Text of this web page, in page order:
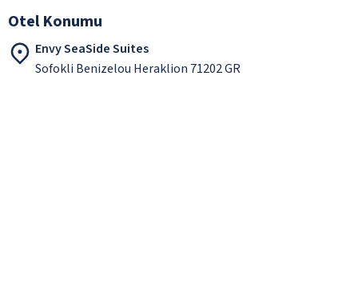
Otel Konumu
Envy SeaSide Suites
Sofokli Benizelou Heraklion 71202 GR